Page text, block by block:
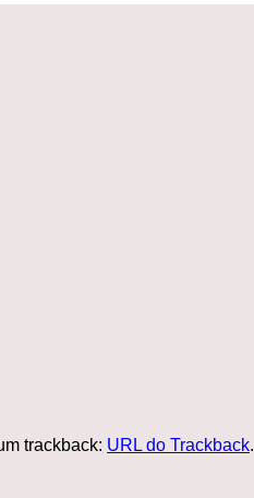
trackback: URL do Trackback.